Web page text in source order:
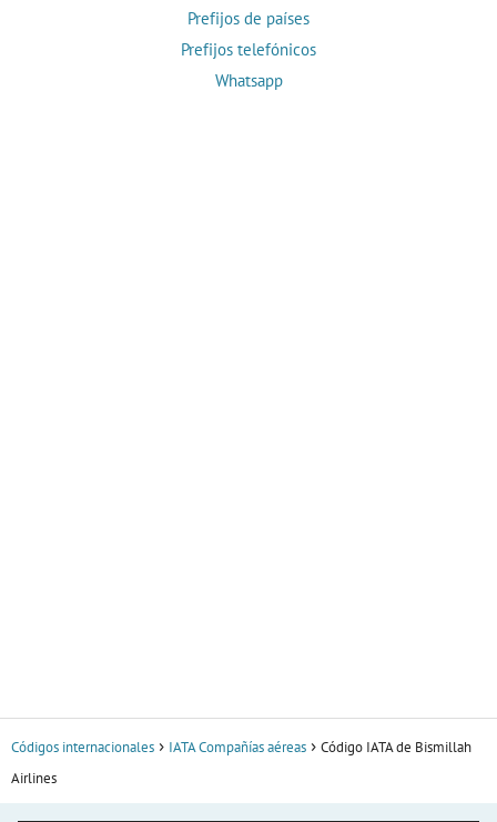
Prefijos de países
Prefijos telefónicos
Whatsapp
Códigos internacionales IATA Compañías aéreas
Código IATA de Bismillah
Airlines